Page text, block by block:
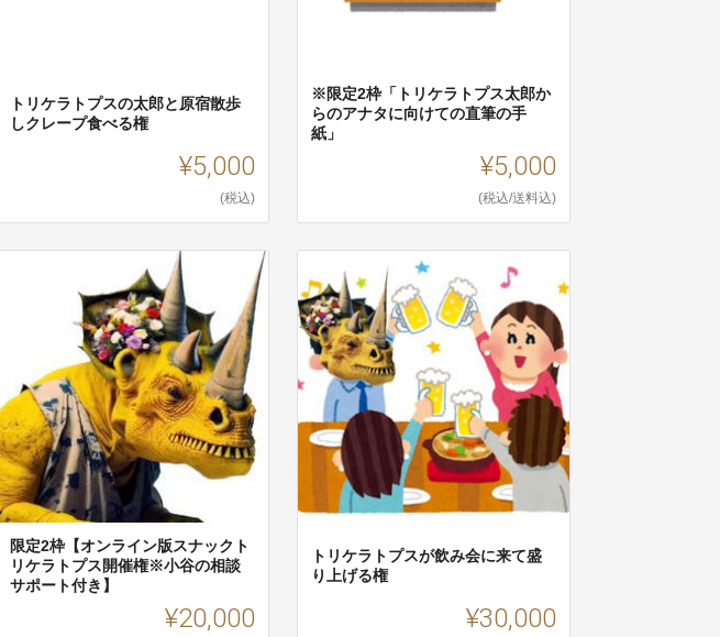
トリケラトプスの太郎と原宿散歩
しクレープ食べる権
¥5,000
(税込)
※限定2枠「トリケラトプス太郎か
らのアナタに向けての直筆の手
紙」
¥5,000
(税込/送料込)
限定2枠【オンライン版スナックト
リケラトプス開催権※小谷の相談
サポート付き】
¥20,000
トリケラトプスが飲み会に来て盛
り上げる権
¥30,000